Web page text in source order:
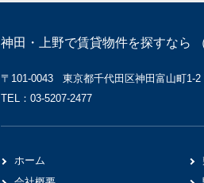
神田・上野で賃貸物件を探すなら
〒101-0043 東京都千代田区神田富山町1-2
TEL：03-5207-2477
ホーム